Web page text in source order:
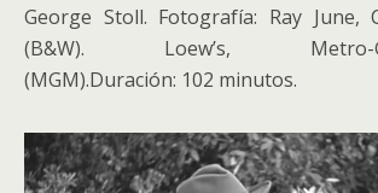
George Stoll. Fotografía: Ray June,
(B&W). Loew’s, Metro-
(MGM).Duración: 102 minutos.